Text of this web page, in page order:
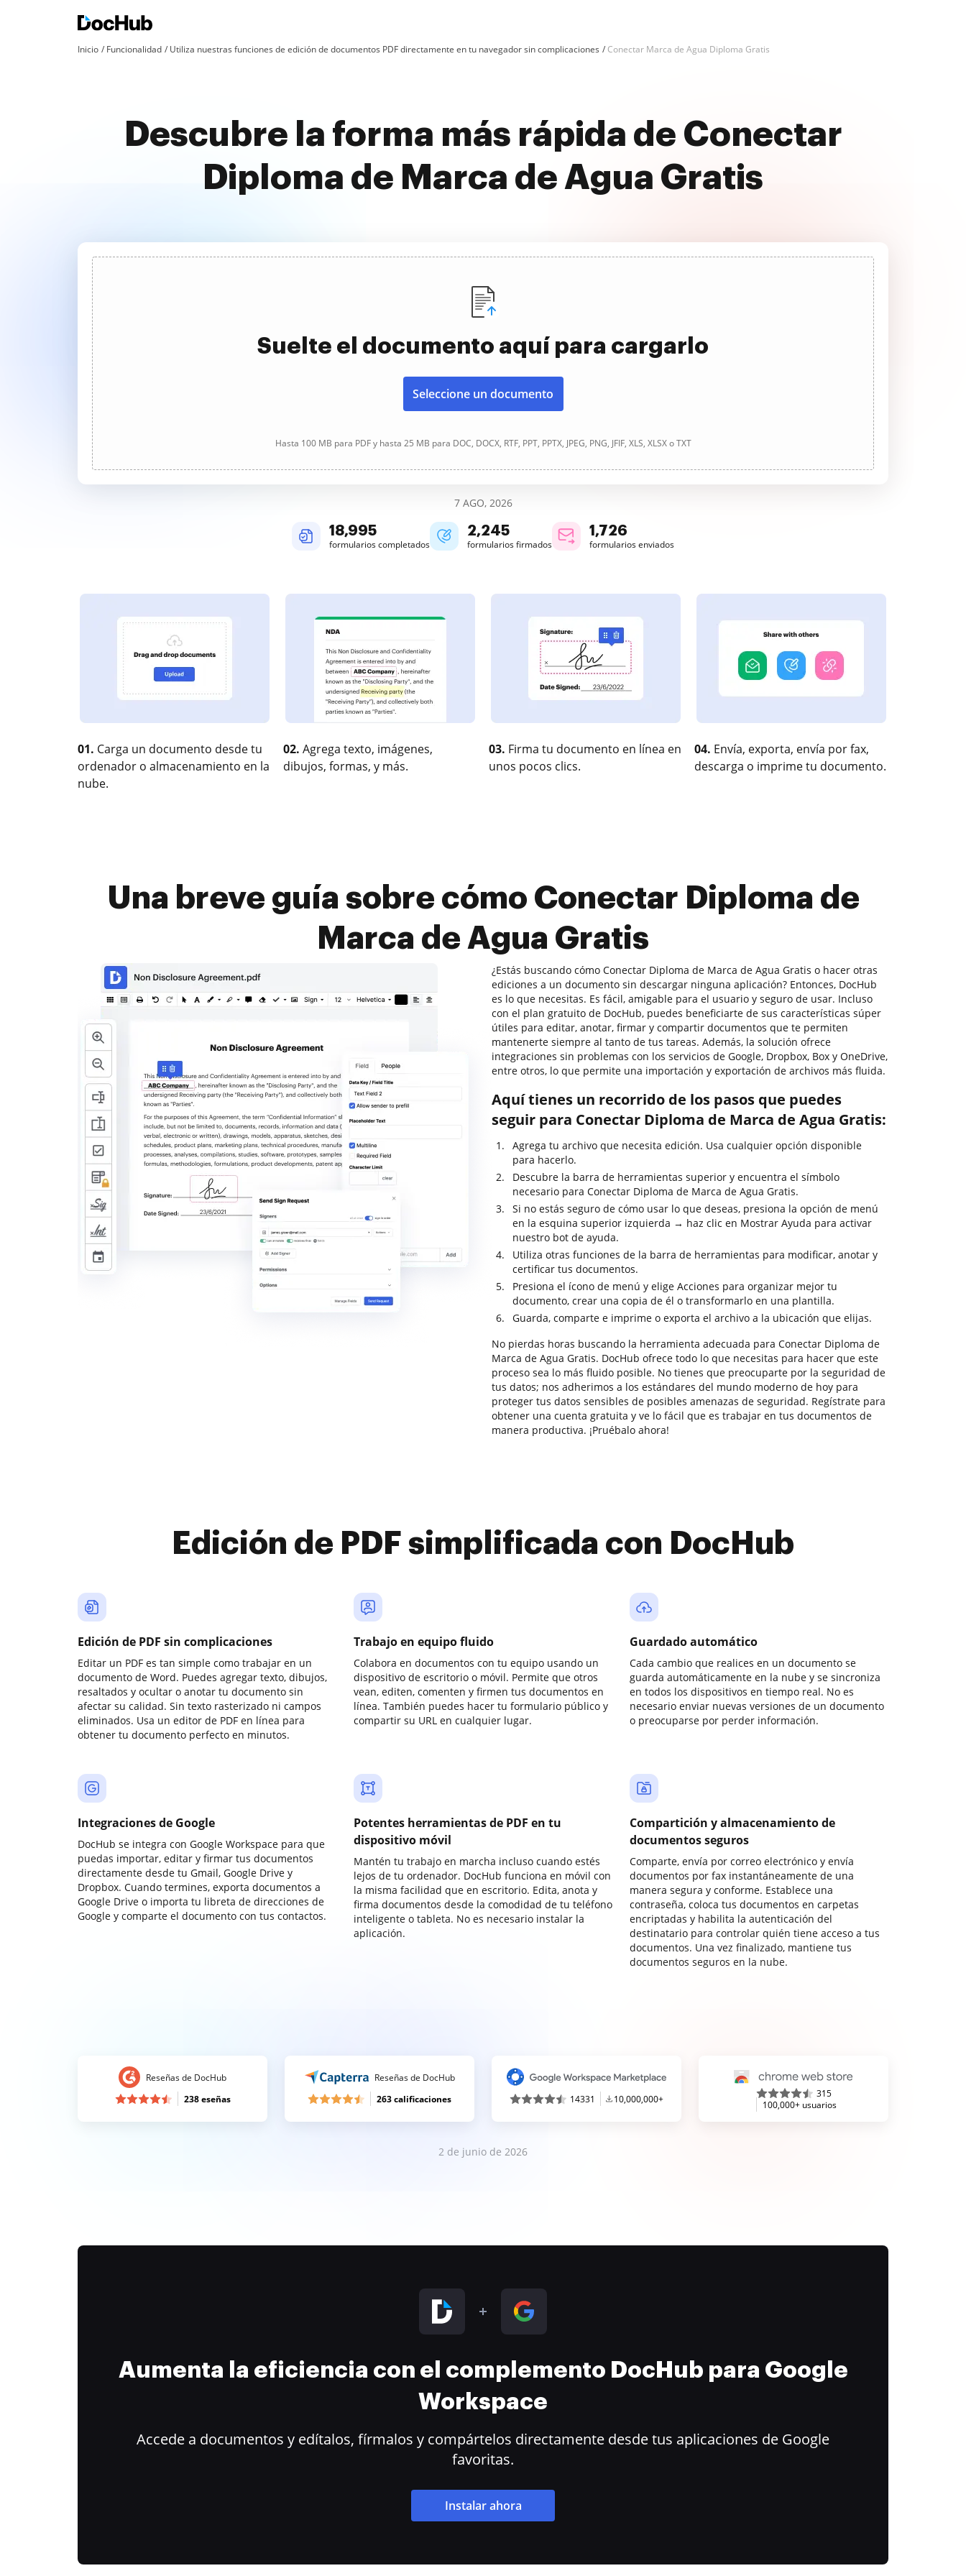
Inicio Funcionalidad Utiliza nuestras funciones de edición de documentos PDF directamente en tu navegador sin complicaciones Conectar Marca de Agua Diploma Gratis
Descubre la forma más rápida de Conectar
Diploma de Marca de Agua Gratis
Suelte el documento aquí para cargarlo
Seleccione un documento
Hasta 100 MB para PDF y hasta 25 MB para DOC, DOCX, RTF, PPT, PPTX, JPEG, PNG, JFIF, XLS, XLSX o TXT
7 AGO, 2026
18,996
formularios completados
2,245
formularios firmados
1,726
formularios enviados
01. Carga un documento desde tu
ordenador o almacenamiento en la
nube.
02. Agrega texto, imágenes,
dibujos, formas, y más.
03. Firma tu documento en línea en
unos pocos clics.
04. Envía, exporta, envía por fax,
descarga o imprime tu documento.
Una breve guía sobre cómo Conectar Diploma de
Marca de Agua Gratis
¿Estás buscando cómo Conectar Diploma de Marca de Agua Gratis o hacer otras
ediciones a un documento sin descargar ninguna aplicación? Entonces, DocHub
es lo que necesitas. Es fácil, amigable para el usuario y seguro de usar. Incluso
con el plan gratuito de DocHub, puedes beneficiarte de sus características súper
útiles para editar, anotar, firmar y compartir documentos que te permiten
mantenerte siempre al tanto de tus tareas. Además, la solución ofrece
integraciones sin problemas con los servicios de Google, Dropbox, Box y OneDrive,
entre otros, lo que permite una importación y exportación de archivos más fluida.
Aquí tienes un recorrido de los pasos que puedes
seguir para Conectar Diploma de Marca de Agua Gratis:
Agrega tu archivo que necesita edición. Usa cualquier opción disponible
para hacerlo.
Descubre la barra de herramientas superior y encuentra el símbolo
necesario para Conectar Diploma de Marca de Agua Gratis.
Si no estás seguro de cómo usar lo que deseas, presiona la opción de menú
en la esquina superior izquierda → haz clic en Mostrar Ayuda para activar
nuestro bot de ayuda.
Utiliza otras funciones de la barra de herramientas para modificar, anotar y
certificar tus documentos.
Presiona el ícono de menú y elige Acciones para organizar mejor tu
documento, crear una copia de él o transformarlo en una plantilla.
Guarda, comparte e imprime o exporta el archivo a la ubicación que elijas.
No pierdas horas buscando la herramienta adecuada para Conectar Diploma de
Marca de Agua Gratis. DocHub ofrece todo lo que necesitas para hacer que este
proceso sea lo más fluido posible. No tienes que preocuparte por la seguridad de
tus datos; nos adherimos a los estándares del mundo moderno de hoy para
proteger tus datos sensibles de posibles amenazas de seguridad. Regístrate para
obtener una cuenta gratuita y ve lo fácil que es trabajar en tus documentos de
manera productiva. ¡Pruébalo ahora!
Edición de PDF simplificada con DocHub
Edición de PDF sin complicaciones
Editar un PDF es tan simple como trabajar en un
documento de Word. Puedes agregar texto, dibujos,
resaltados y ocultar o anotar tu documento sin
afectar su calidad. Sin texto rasterizado ni campos
eliminados. Usa un editor de PDF en línea para
obtener tu documento perfecto en minutos.
Trabajo en equipo fluido
Colabora en documentos con tu equipo usando un
dispositivo de escritorio o móvil. Permite que otros
vean, editen, comenten y firmen tus documentos en
línea. También puedes hacer tu formulario público y
compartir su URL en cualquier lugar.
Guardado automático
Cada cambio que realices en un documento se
guarda automáticamente en la nube y se sincroniza
en todos los dispositivos en tiempo real. No es
necesario enviar nuevas versiones de un documento
o preocuparse por perder información.
Integraciones de Google
DocHub se integra con Google Workspace para que
puedas importar, editar y firmar tus documentos
directamente desde tu Gmail, Google Drive y
Dropbox. Cuando termines, exporta documentos a
Google Drive o importa tu libreta de direcciones de
Google y comparte el documento con tus contactos.
Potentes herramientas de PDF en tu
dispositivo móvil
Mantén tu trabajo en marcha incluso cuando estés
lejos de tu ordenador. DocHub funciona en móvil con
la misma facilidad que en escritorio. Edita, anota y
firma documentos desde la comodidad de tu teléfono
inteligente o tableta. No es necesario instalar la
aplicación.
Compartición y almacenamiento de
documentos seguros
Comparte, envía por correo electrónico y envía
documentos por fax instantáneamente de una
manera segura y conforme. Establece una
contraseña, coloca tus documentos en carpetas
encriptadas y habilita la autenticación del
destinatario para controlar quién tiene acceso a tus
documentos. Una vez finalizado, mantiene tus
documentos seguros en la nube.
Reseñas de DocHub
238 eseñas
Reseñas de DocHub
263 calificaciones
14331 10,000,000+
315
100,000+ usuarios
2 de junio de 2026
Aumenta la eficiencia con el complemento DocHub para Google
Workspace
Accede a documentos y edítalos, fírmalos y compártelos directamente desde tus aplicaciones de Google
favoritas.
Instalar ahora